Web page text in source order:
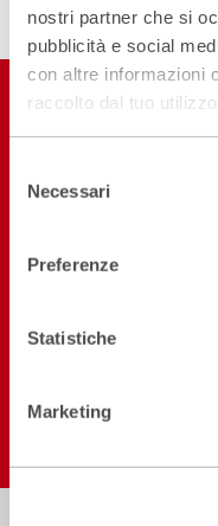
nostri partner che si
pubblicità e social
con altre informazioni
raccolto dal tuo
delNecessari
Preferenze
Statistiche
Marketing
Restiamo in
contatto
NEW! SCARICA L'APP